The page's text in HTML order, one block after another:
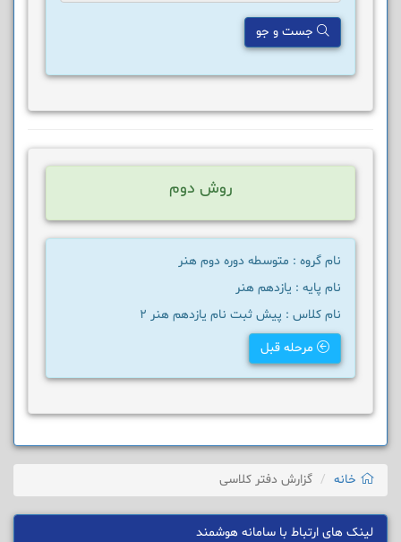
جست و جو
روش دوم
نام گروه : متوسطه دوره دوم هنر
نام پایه : یازدهم هنر
نام کلاس : پیش ثبت نام یازدهم هنر 2
مرحله قبل
خانه گزارش دفتر کلاسی
لینک های ارتباط با سامانه هوشمند